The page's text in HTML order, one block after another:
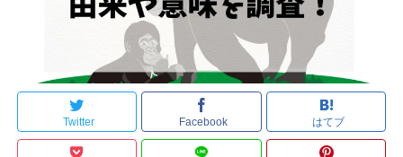
Twitter Facebook はてブ